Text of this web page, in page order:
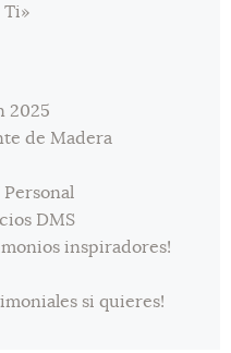
Ti»
2025
de Madera
DMS
inspiradores!
si quieres!